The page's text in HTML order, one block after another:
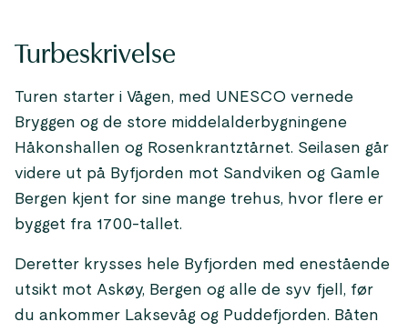
Turbeskrivelse
Turen starter i Vågen, med UNESCO vernede
Bryggen og de store middelalderbygningene
Håkonshallen og Rosenkrantztårnet. Seilasen går
videre ut på Byfjorden mot Sandviken og Gamle
Bergen kjent for sine mange trehus, hvor flere er
bygget fra 1700-tallet.
Deretter krysses hele Byfjorden med enestående
utsikt mot Askøy, Bergen og alle de syv fjell, før
du ankommer Laksevåg og Puddefjorden. Båten